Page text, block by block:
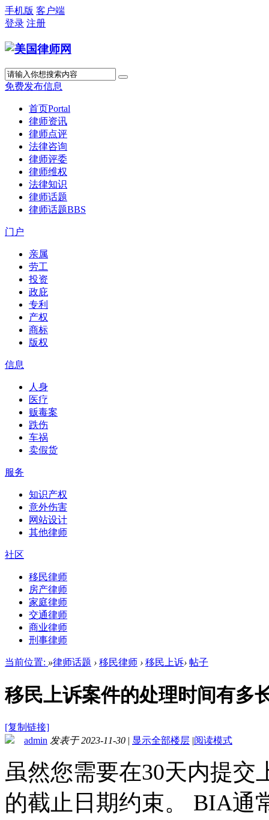
手机版 客户端
登录 注册
免费发布信息
首页Portal
律师资讯
律师点评
法律咨询
律师评委
律师维权
法律知识
律师话题
律师话题BBS
门户
亲属
劳工
投资
政庇
专利
产权
商标
版权
信息
人身
医疗
贩毒案
跌伤
车祸
卖假货
服务
知识产权
意外伤害
网站设计
其他律师
社区
移民律师
房产律师
家庭律师
交通律师
商业律师
刑事律师
当前位置: »律师话题 › 移民律师 › 移民上诉› 帖子
移民上诉案件的处理时间有多
[复制链接]
admin 发表于 2023-11-30 | 显示全部楼层 |阅读模式
虽然您需要在30天内提
的截止日期约束。 BIA通